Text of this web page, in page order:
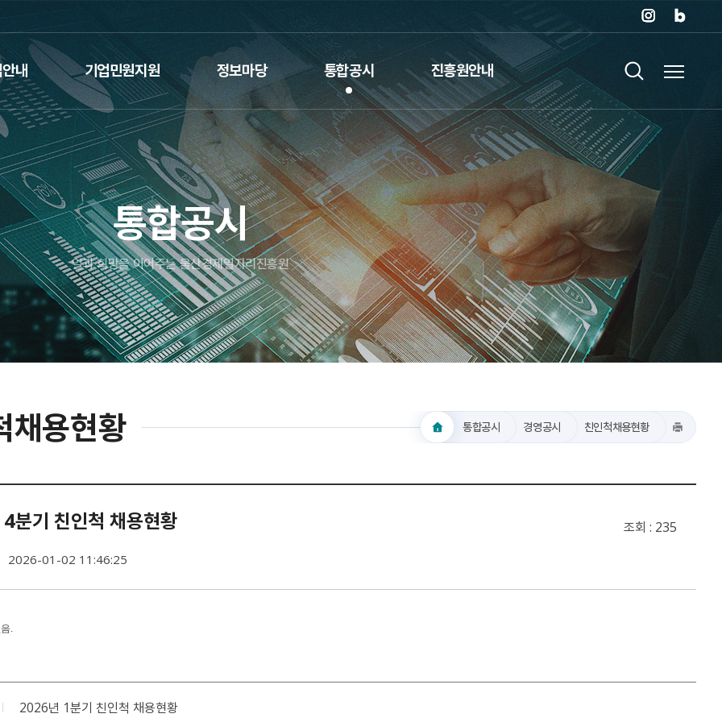
내 기업민원지원 정보마당 통합공시 진흥원안내
통합공시
일과 희망을 이어주는 울산경제일자리진흥원
채용현황 통합공시 경영공시 친인척채용현황
분기 친인척 채용현황 조회 235
2026-01-02 11:46:25
.
2026년 1분기 친인척 채용현황